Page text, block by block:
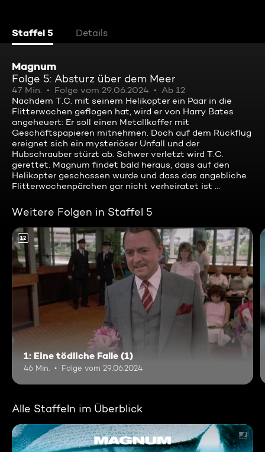
Staffel 5 Details
Magnum
Folge 5: Absturz über dem Meer
47 Min. Folge vom 29.06.2024
Ab 12
Nachdem T.C. mit seinem Helikopter ein Paar in die
Flitterwochen geflogen hat, wird er von Harry Bates
angeheuert: Er soll einen Metallkoffer mit
Geschäftspapieren mitnehmen. Doch auf dem Rückflug
ereignet sich ein mysteriöser Unfall und der
Hubschrauber stürzt ab. Schwer verletzt wird T.C.
gerettet. Magnum findet bald heraus, dass auf den
Helikopter geschossen wurde und dass das angebliche
Flitterwochenpärchen gar nicht verheiratet ist ...
Weitere Folgen in Staffel 5
12
1: Eine tödliche Falle (1)
46 Min. Folge vom 29.06.2024
Alle Staffeln im Überblick